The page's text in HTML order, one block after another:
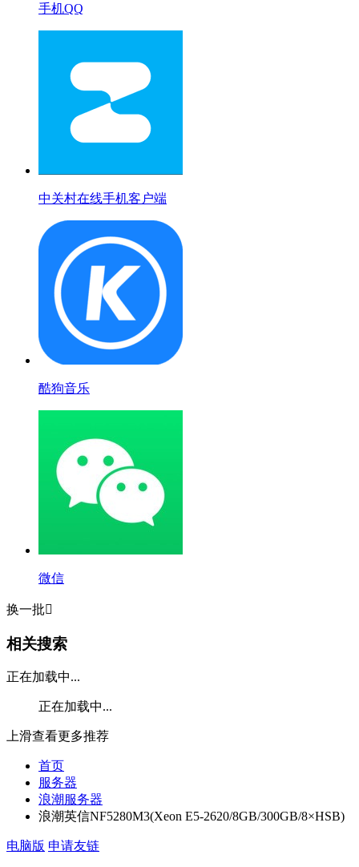
手机QQ
中关村在线手机客户端
酷狗音乐
微信
换一批
相关搜索
正在加载中...
正在加载中...
上滑查看更多推荐
首页
服务器
浪潮服务器
浪潮英信NF5280M3(Xeon E5-2620/8GB/300GB/8×HSB)
电脑版 申请友链